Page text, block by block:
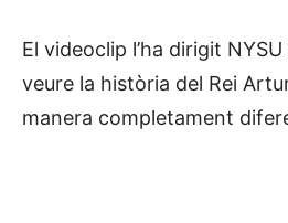
El videoclip l’ha dirigit
veure la història del Rei
manera completament